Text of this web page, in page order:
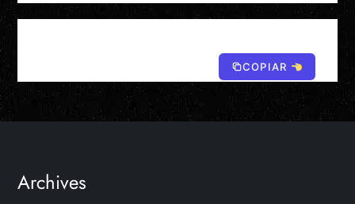
COPIAR
Archives